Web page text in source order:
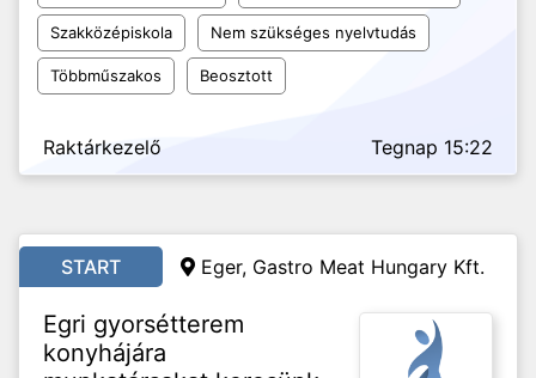
Szakközépiskola Nem szükséges nyelvtudás
Többműszakos Beosztott
Raktárkezelő Tegnap 15:22
START Eger, Gastro Meat Hungary Kft.
Egri gyorsétterem
konyhájára